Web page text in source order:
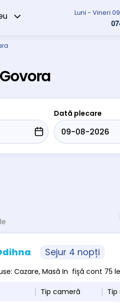
Luni - Vineri
Dată plecare
Sejur 4 nopți
Cazare, Masă In fișă cont 75
Tip cameră Tip